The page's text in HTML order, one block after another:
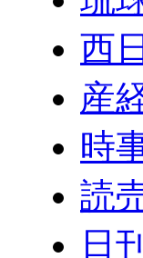
西
産
時
読
日